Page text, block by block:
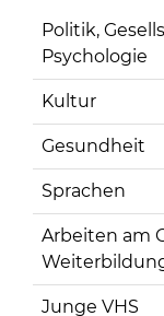
Politik,
Psychologie
Kultur
Gesundheit
Sprachen
Arbeiten am
Junge VHS